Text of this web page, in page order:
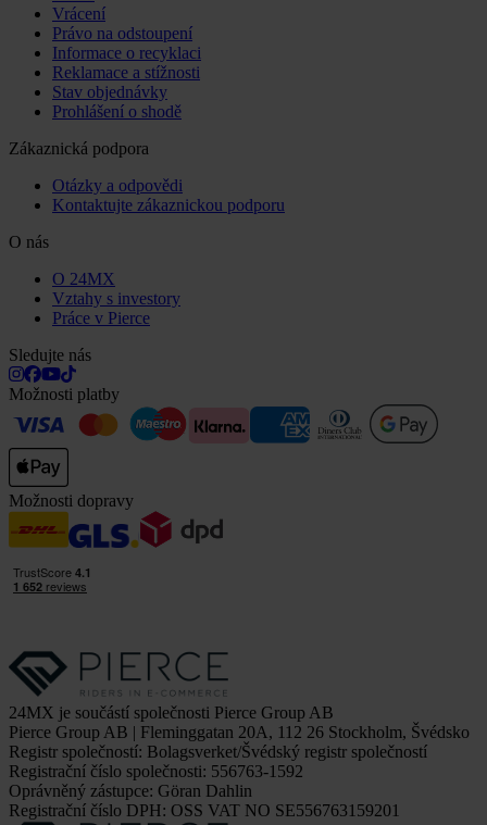
Vrácení
Právo na odstoupení
Informace o recyklaci
Reklamace a stížnosti
Stav objednávky
Prohlášení o shodě
Zákaznická podpora
Otázky a odpovědi
Kontaktujte zákaznickou podporu
O nás
O 24MX
Vztahy s investory
Práce v Pierce
Sledujte nás
Možnosti platby
Možnosti dopravy
24MX je součástí společnosti Pierce Group AB
Pierce Group AB | Fleminggatan 20A, 112 26 Stockholm, Švédsko
Registr společností: Bolagsverket/Švédský registr společností
Registrační číslo společnosti: 556763-1592
Oprávněný zástupce: Göran Dahlin
Registrační číslo DPH: OSS VAT NO SE556763159201